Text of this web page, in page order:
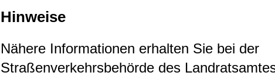
Hinweise
Nähere Informationen erhalten Sie bei der
Straßenverkehrsbehörde des